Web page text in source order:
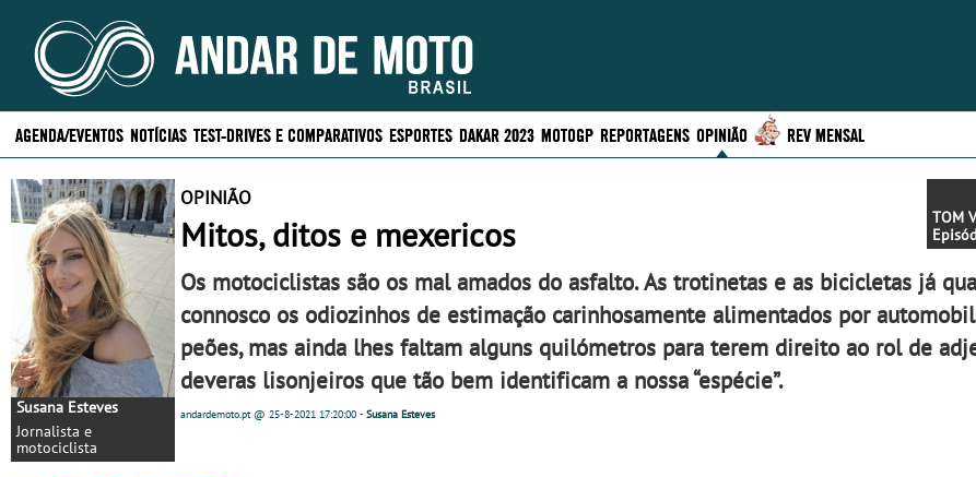
AGENDA/EVENTOS NOTÍCIAS TEST-DRIVES E COMPARATIVOS ESPORTES DAKAR 2023 MOTOGP REPORTAGENS OPINIÃO REV MENSAL
TOM
Susana Esteves
Jornalista e
motociclista
OPINIÃO
Mitos, ditos e mexericos
Os motociclistas são os mal amados do asfalto. As trotinetas e as bicicletas já
connosco os odiozinhos de estimação carinhosamente alimentados por
peões, mas ainda lhes faltam alguns quilómetros para terem direito ao rol de
deveras lisonjeiros que tão bem identificam a nossa “espécie”.
andardemoto.pt@ 25-8-2021 17:20:00 - Susana Esteves